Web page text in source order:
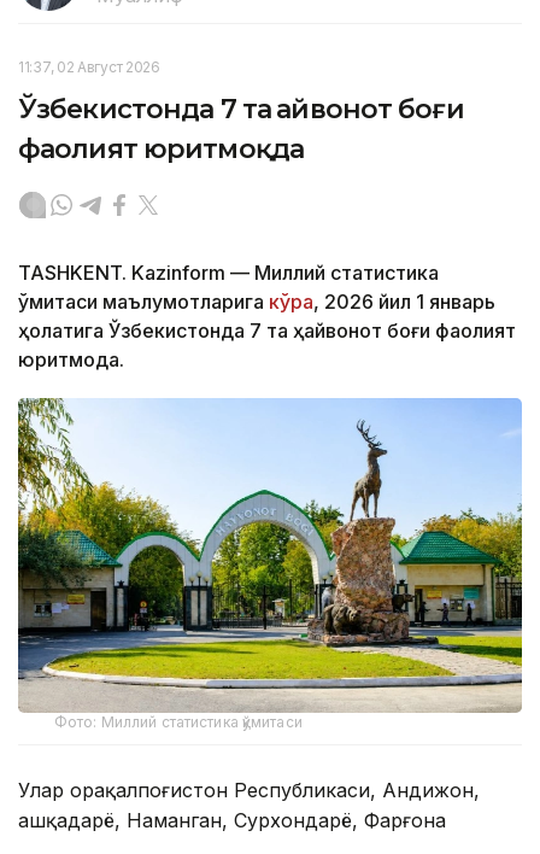
11:37, 02 Август 2026
Ўзбекистонда 7 та ҳайвонот боғи
фаолият юритмоқда
TASHKENT. Kazinform — Миллий статистика
қўмитаси маълумотларига кўра, 2026 йил 1 январь
ҳолатига Ўзбекистонда 7 та ҳайвонот боғи фаолият
юритмоқда.
Фото: Миллий статистика қўмитаси
Улар Қорақалпоғистон Республикаси, Андижон,
Қашқадарё, Наманган, Сурхондарё, Фарғона